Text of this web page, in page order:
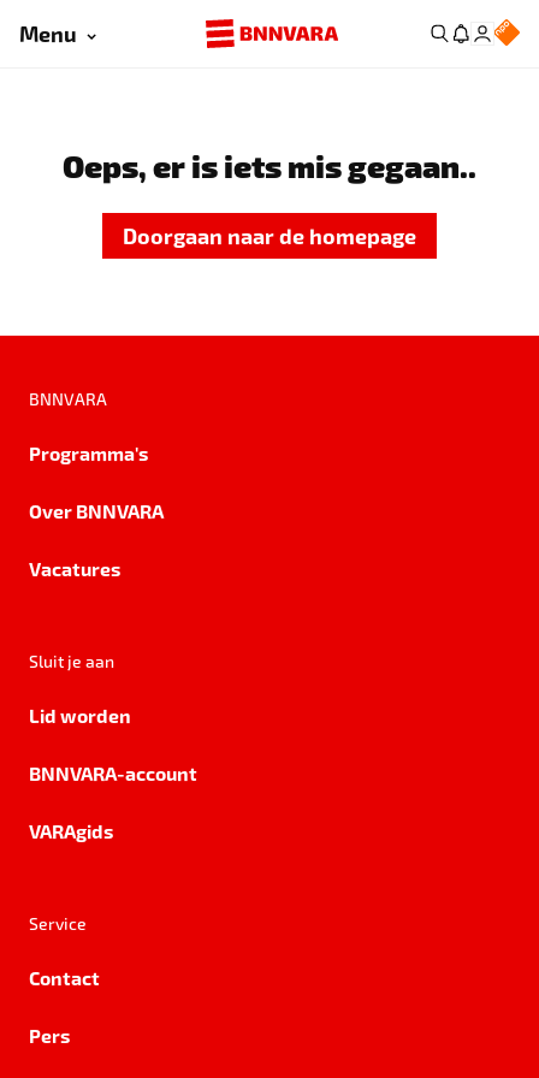
Menu
Oeps, er is iets mis gegaan..
Doorgaan naar de homepage
BNNVARA
Programma's
Over BNNVARA
Vacatures
Sluit je aan
Lid worden
BNNVARA-account
VARAgids
Service
Contact
Pers